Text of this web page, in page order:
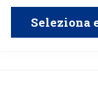
Seleziona